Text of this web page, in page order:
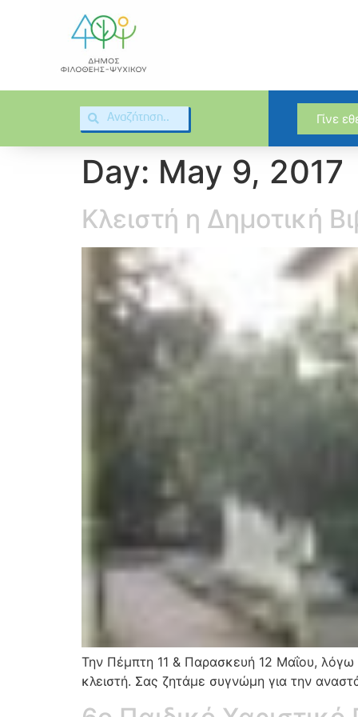
Γίνε
Day: May 9, 2017
Κλειστή η Δημοτική
Την Πέμπτη 11 & Παρασκευή 12 Μαΐου, λόγω
κλειστή. Σας ζητάμε συγνώμη για την